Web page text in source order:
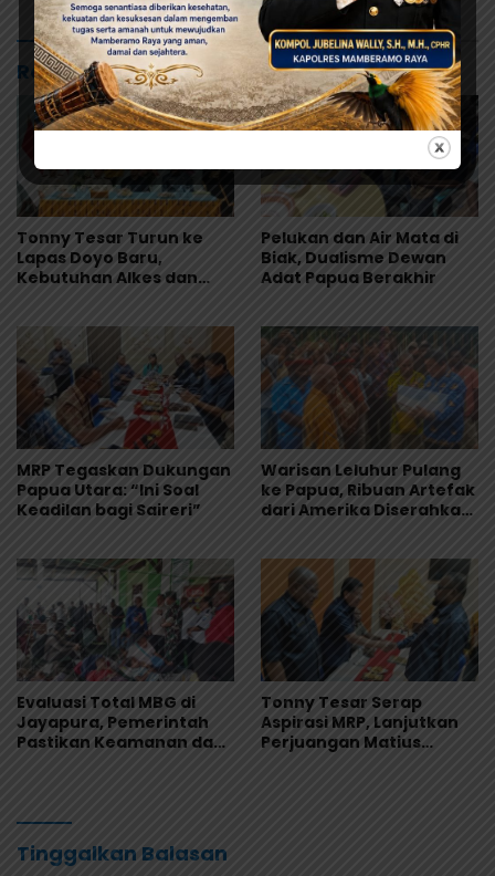
Perlindungan RUU
Masyarakat Adat
Rekomendasi untuk kamu
Tonny Tesar Turun ke
Lapas Doyo Baru,
Kebutuhan Alkes dan
Pelukan dan Air Mata di
Biak, Dualisme Dewan
Adat Papua Berakhir
MRP Tegaskan Dukungan
Papua Utara: “Ini Soal
Keadilan bagi Saireri”
Warisan Leluhur Pulang
ke Papua, Ribuan Artefak
dari Amerika Diserahkan
Evaluasi Total MBG di
Jayapura, Pemerintah
Pastikan Keamanan dan
Tonny Tesar Serap
Aspirasi MRP, Lanjutkan
Perjuangan Matius
Tinggalkan Balasan